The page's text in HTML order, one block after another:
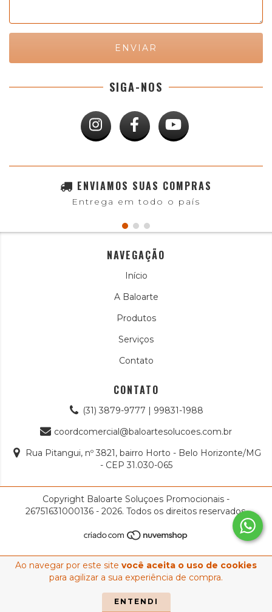
Ao navegar por este site você aceita o uso de cookies
para agilizar a sua experiência de compra.
ENTENDI
SIGA-NOS
ENVIAMOS SUAS COMPRAS
Entrega em todo o país
NAVEGAÇÃO
Início
A Baloarte
Produtos
Serviços
Contato
CONTATO
(31) 3879-9777 | 99831-1988
coordcomercial@baloartesolucoes.com.br
Rua Pitangui, nº 3821, bairro Horto - Belo Horizonte/MG
- CEP 31.030-065
Copyright Baloarte Soluçoes Promocionais -
26751631000136 - 2026. Todos os direitos reservados.